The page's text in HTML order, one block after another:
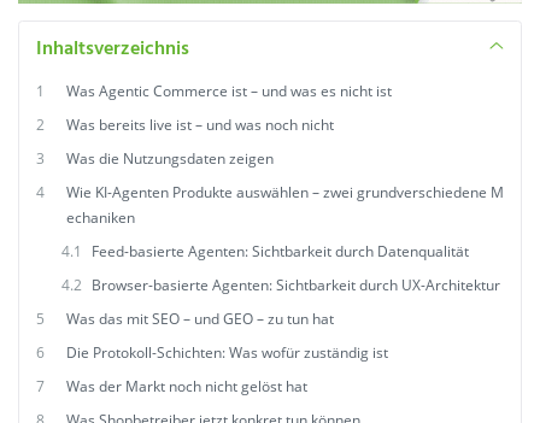
Inhaltsverzeichnis
1
Was Agentic Commerce ist – und was es nicht ist
2
Was bereits live ist – und was noch nicht
3
Was die Nutzungsdaten zeigen
4
Wie KI-Agenten Produkte auswählen – zwei grundverschiedene M
echaniken
4.1
Feed-basierte Agenten: Sichtbarkeit durch Datenqualität
4.2 Browser-basierte Agenten: Sichtbarkeit durch UX-Architektur
5
Was das mit SEO – und GEO – zu tun hat
6
Die Protokoll-Schichten: Was wofür zuständig ist
7
Was der Markt noch nicht gelöst hat